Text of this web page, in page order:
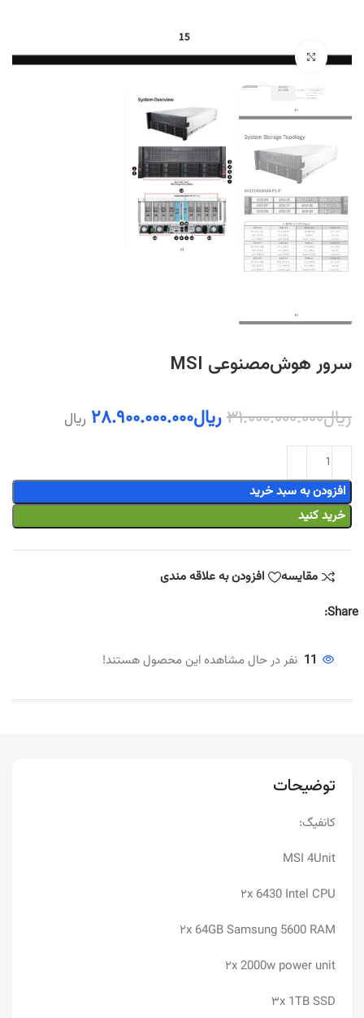
بزرگنمایی تصویر
سرور هوش‌مصنوعی MSI
ریال۳۱.۰۰۰.۰۰۰.۰۰۰ریال۲۸.۹۰۰.۰۰۰.۰۰۰ ریال
افزودن به سبد خرید
خرید کنید
مقایسه
افزودن به علاقه مندی
Share:
11 نفر در حال مشاهده این محصول هستند!
توضیحات
کانفیگ:
MSI 4Unit
۲x 6430 Intel CPU
۲x 64GB Samsung 5600 RAM
۲x 2000w power unit
۳x 1TB SSD